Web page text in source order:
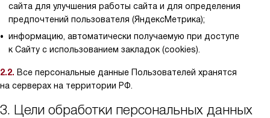
сайта для улучшения работы сайта и для определения
предпочтений пользователя (ЯндексМетрика);
информацию, автоматически получаемую при доступе
к Сайту с использованием закладок (cookies).
2.2. Все персональные данные Пользователей хранятся
на серверах на территории РФ.
3. Цели обработки персональных данных